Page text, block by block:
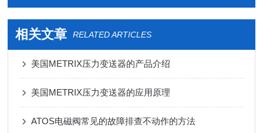
相关文章 RELATED ARTICLES
美国METRIX压力变送器的产品介绍
美国METRIX压力变送器的应用原理
ATOS电磁阀常见的故障排查不动作的方法